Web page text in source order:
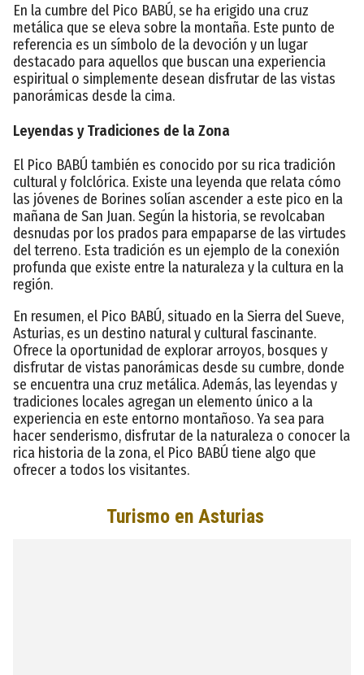
En la cumbre del Pico BABÚ, se ha erigido una cruz
metálica que se eleva sobre la montaña. Este punto de
referencia es un símbolo de la devoción y un lugar
destacado para aquellos que buscan una experiencia
espiritual o simplemente desean disfrutar de las vistas
panorámicas desde la cima.
Leyendas y Tradiciones de la Zona
El Pico BABÚ también es conocido por su rica tradición
cultural y folclórica. Existe una leyenda que relata cómo
las jóvenes de Borines solían ascender a este pico en la
mañana de San Juan. Según la historia, se revolcaban
desnudas por los prados para empaparse de las virtudes
del terreno. Esta tradición es un ejemplo de la conexión
profunda que existe entre la naturaleza y la cultura en la
región.
En resumen, el Pico BABÚ, situado en la Sierra del Sueve,
Asturias, es un destino natural y cultural fascinante.
Ofrece la oportunidad de explorar arroyos, bosques y
disfrutar de vistas panorámicas desde su cumbre, donde
se encuentra una cruz metálica. Además, las leyendas y
tradiciones locales agregan un elemento único a la
experiencia en este entorno montañoso. Ya sea para
hacer senderismo, disfrutar de la naturaleza o conocer la
rica historia de la zona, el Pico BABÚ tiene algo que
ofrecer a todos los visitantes.